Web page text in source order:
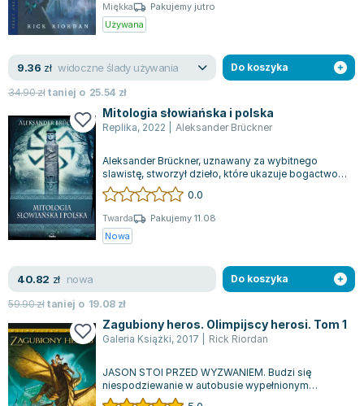
Miękka
Pakujemy jutro
Używana
9.36 zł widoczne ślady używania
34.90złtaniej o 25.54 zł
Do koszyka
Mitologia słowiańska i polska
Replika, 2022 Aleksander Brückner
Aleksander Brückner, uznawany za wybitnego
slawistę, stworzył dzieło, które ukazuje bogactwo
wierzeń dawnych Słowian. Jego książki...
0.0
Twarda
Pakujemy 11.08
Nowa
40.82 zł nowa
59.90złtaniej o 19.08 zł
Do koszyka
Zagubiony heros. Olimpijscy herosi. Tom 1
Galeria Książki, 2017 Rick Riordan
JASON STOI PRZED WYZWANIEM. Budzi się
niespodziewanie w autobusie wypełnionym
młodzieżą zmierzającą na szkolną wycieczkę i nie